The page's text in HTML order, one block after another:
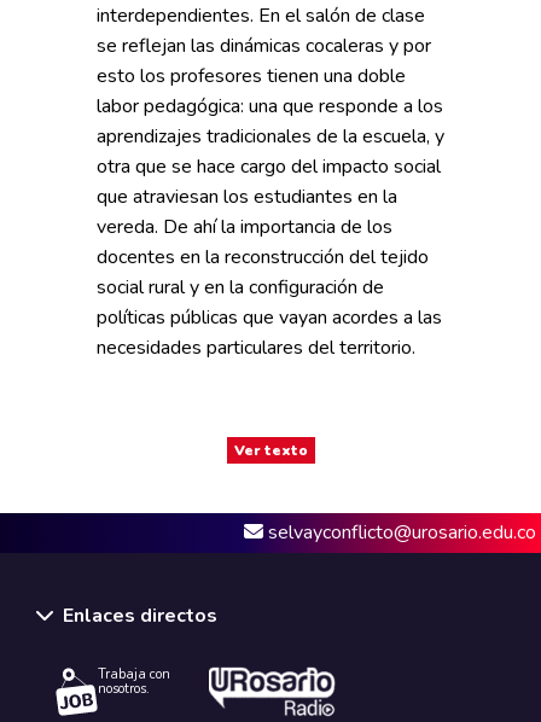
interdependientes. En el salón de clase
se reflejan las dinámicas cocaleras y por
esto los profesores tienen una doble
labor pedagógica: una que responde a los
aprendizajes tradicionales de la escuela, y
otra que se hace cargo del impacto social
que atraviesan los estudiantes en la
vereda. De ahí la importancia de los
docentes en la reconstrucción del tejido
social rural y en la configuración de
políticas públicas que vayan acordes a las
necesidades particulares del territorio.
Ver texto
selvayconflicto@urosario.edu.co
Enlaces directos
Trabaja con
nosotros.